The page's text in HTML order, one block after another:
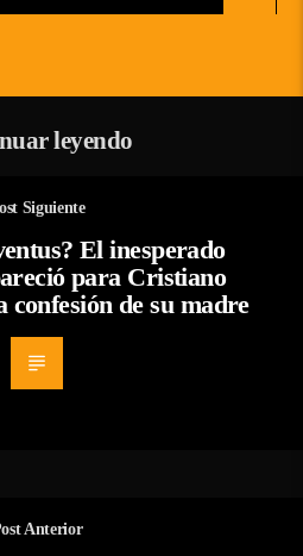
leyendo
Siguiente
El inesperado
para Cristiano
confesión de su madre
Anterior